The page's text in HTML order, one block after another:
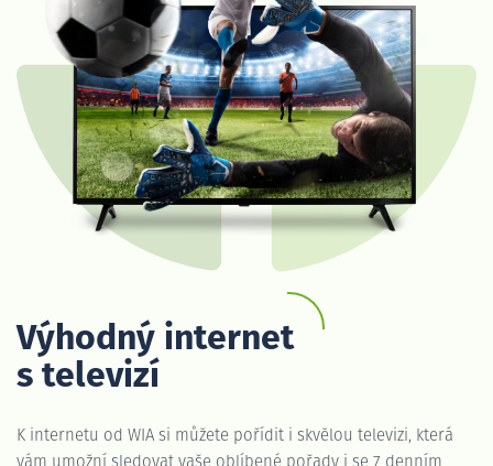
Výhodný internet
s televizí
K internetu od WIA si můžete pořídit i skvělou televizi, která
vám umožní sledovat vaše oblíbené pořady i se 7 denním